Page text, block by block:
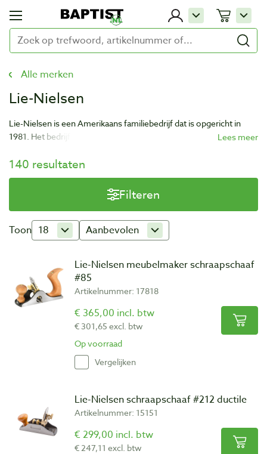
Alle merken
Lie-Nielsen
Lie-Nielsen is een Amerikaans familiebedrijf dat is opgericht in
1981. Het bedrijf produceert een reeks hoogwaardige
gereedschappen zijn voornamelijk gericht op de houtbewerking
en worden met de grootste zorg gemaakt.
140 resultaten
Filteren
Toon 18 Aanbevolen
Lie-Nielsen meubelmaker schraapschaaf
#85
Artikelnummer: 17818
€ 365,00 incl. btw
€ 301,65 excl. btw
Op voorraad
Vergelijken
Lie-Nielsen schraapschaaf #212 ductile
Artikelnummer: 15151
€ 299,00 incl. btw
€ 247,11 excl. btw